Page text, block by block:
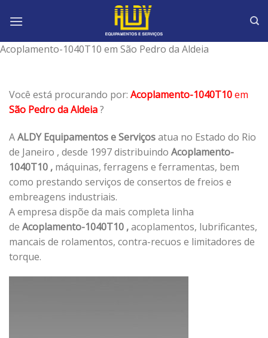
Acoplamento-1040T10 em São Pedro da Aldeia
Você está procurando por: Acoplamento-1040T10em
São Pedro da Aldeia?
AALDY Equipamentos e Serviçosatua no Estado do Rio
de Janeiro , desde 1997 distribuindo Acoplamento-
1040T10 , máquinas, ferragens e ferramentas, bem
como prestando serviços de consertos de freios e
embreagens industriais.
A empresa dispõe da mais completa linha
de Acoplamento-1040T10 ,acoplamentos, lubrificantes,
mancais de rolamentos, contra-recuos e limitadores de
torque.